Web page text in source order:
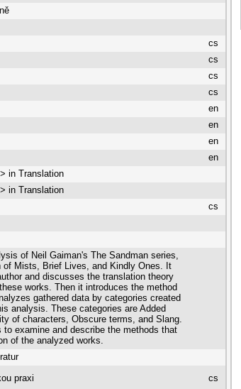
cs
cs
cs
cs
en
en
en
en
in Translation
in Translation
cs
of Neil Gaiman's The Sandman series,
Mists, Brief Lives, and Kindly Ones. It
and discusses the translation theory
works. Then it introduces the method
gathered data by categories created
analysis. These categories are Added
of characters, Obscure terms, and Slang.
examine and describe the methods that
of the analyzed works.
praxi cs